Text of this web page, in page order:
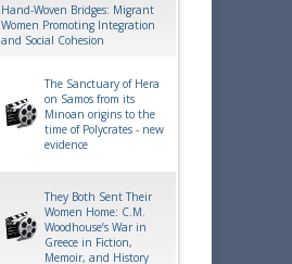
Hand-Woven Bridges: Migrant
Women Promoting Integration
and Social Cohesion
The Sanctuary of Hera
on Samos from its
Minoan origins to the
time of Polycrates - new
evidence
They Both Sent Their
Women Home: C.M.
Woodhouse’s War in
Greece in Fiction,
Memoir, and History